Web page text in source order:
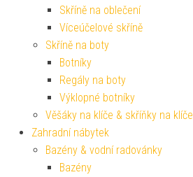
Skříně na oblečení
Víceúčelové skříně
Skříně na boty
Botníky
Regály na boty
Výklopné botníky
Věšáky na klíče & skříňky na klíče
Zahradní nábytek
Bazény & vodní radovánky
Bazény